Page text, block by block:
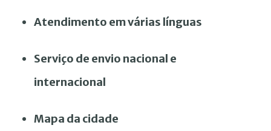
Atendimento em várias línguas
Serviço de envio nacional e
internacional
Mapa da cidade